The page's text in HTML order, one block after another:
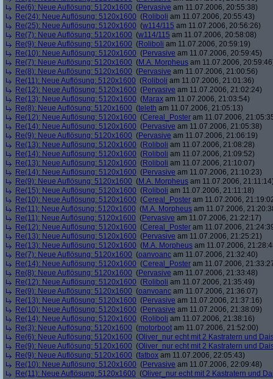
Re(6): Neue Auflösung: 5120x1600 (Pervasive am 11.07.2006, 20:55:38)
Re(24): Neue Auflösung: 5120x1600 (Roliboli am 11.07.2006, 20:55:43)
Re(25): Neue Auflösung: 5120x1600 (w114/115 am 11.07.2006, 20:56:26)
Re(7): Neue Auflösung: 5120x1600 (w114/115 am 11.07.2006, 20:58:08)
Re(9): Neue Auflösung: 5120x1600 (Roliboli am 11.07.2006, 20:59:19)
Re(10): Neue Auflösung: 5120x1600 (Pervasive am 11.07.2006, 20:59:45)
Re(7): Neue Auflösung: 5120x1600 (M.A. Morpheus am 11.07.2006,
Re(8): Neue Auflösung: 5120x1600 (Pervasive am 11.07.2006, 21:00:56)
Re(11): Neue Auflösung: 5120x1600 (Roliboli am 11.07.2006, 21:01:36)
Re(12): Neue Auflösung: 5120x1600 (Pervasive am 11.07.2006, 21:02:24)
Re(13): Neue Auflösung: 5120x1600 (Marax am 11.07.2006, 21:03:54)
Re(8): Neue Auflösung: 5120x1600 (teleth am 11.07.2006, 21:05:13)
Re(12): Neue Auflösung: 5120x1600 (Cereal_Poster am 11.07.2006,
Re(14): Neue Auflösung: 5120x1600 (Pervasive am 11.07.2006, 21:05:38)
Re(9): Neue Auflösung: 5120x1600 (Pervasive am 11.07.2006, 21:06:19)
Re(13): Neue Auflösung: 5120x1600 (Roliboli am 11.07.2006, 21:08:28)
Re(14): Neue Auflösung: 5120x1600 (Roliboli am 11.07.2006, 21:09:52)
Re(13): Neue Auflösung: 5120x1600 (Roliboli am 11.07.2006, 21:10:07)
Re(14): Neue Auflösung: 5120x1600 (Pervasive am 11.07.2006, 21:10:23)
Re(9): Neue Auflösung: 5120x1600 (M.A. Morpheus am 11.07.2006,
Re(15): Neue Auflösung: 5120x1600 (Roliboli am 11.07.2006, 21:11:18)
Re(10): Neue Auflösung: 5120x1600 (Cereal_Poster am 11.07.2006,
Re(11): Neue Auflösung: 5120x1600 (M.A. Morpheus am 11.07.2006,
Re(11): Neue Auflösung: 5120x1600 (Pervasive am 11.07.2006, 21:22:17)
Re(12): Neue Auflösung: 5120x1600 (Cereal_Poster am 11.07.2006,
Re(13): Neue Auflösung: 5120x1600 (Pervasive am 11.07.2006, 21:25:21)
Re(13): Neue Auflösung: 5120x1600 (M.A. Morpheus am 11.07.2006,
Re(7): Neue Auflösung: 5120x1600 (oanvoanc am 11.07.2006, 21:32:40)
Re(14): Neue Auflösung: 5120x1600 (Cereal_Poster am 11.07.2006,
Re(8): Neue Auflösung: 5120x1600 (Pervasive am 11.07.2006, 21:33:48)
Re(12): Neue Auflösung: 5120x1600 (Roliboli am 11.07.2006, 21:35:49)
Re(9): Neue Auflösung: 5120x1600 (oanvoanc am 11.07.2006, 21:36:07)
Re(13): Neue Auflösung: 5120x1600 (Pervasive am 11.07.2006, 21:37:16)
Re(10): Neue Auflösung: 5120x1600 (Pervasive am 11.07.2006, 21:38:09)
Re(14): Neue Auflösung: 5120x1600 (Roliboli am 11.07.2006, 21:38:16)
Re(3): Neue Auflösung: 5120x1600 (motorboot am 11.07.2006, 21:52:00)
Re(6): Neue Auflösung: 5120x1600 (Oliver_nur echt mit 2 Kastratern und
Re(9): Neue Auflösung: 5120x1600 (Oliver_nur echt mit 2 Kastratern und
Re(9): Neue Auflösung: 5120x1600 (fatbox am 11.07.2006, 22:05:43)
Re(10): Neue Auflösung: 5120x1600 (Pervasive am 11.07.2006, 22:09:48)
Re(11): Neue Auflösung: 5120x1600 (Oliver_nur echt mit 2 Kastratern und